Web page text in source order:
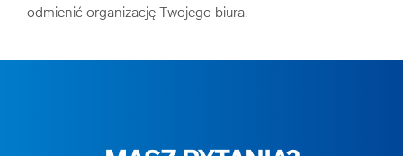
odmienić organizację Twojego biura.